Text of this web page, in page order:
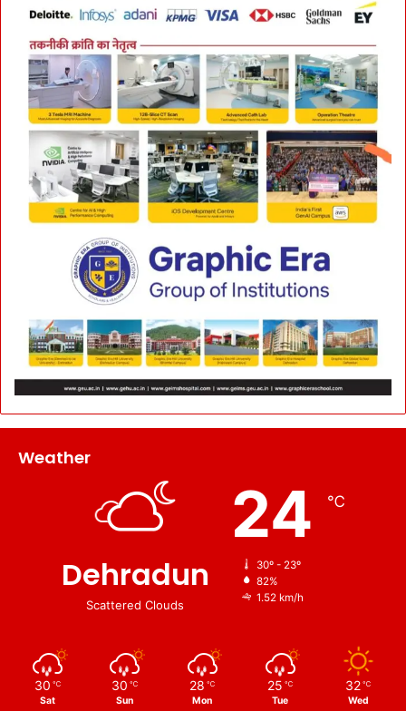
Weather
Dehradun
Scattered Clouds
24 ℃
30º - 23º
82%
1.52 km/h
30 ℃
Sat
30 ℃
Sun
28 ℃
Mon
25 ℃
Tue
32 ℃
Wed